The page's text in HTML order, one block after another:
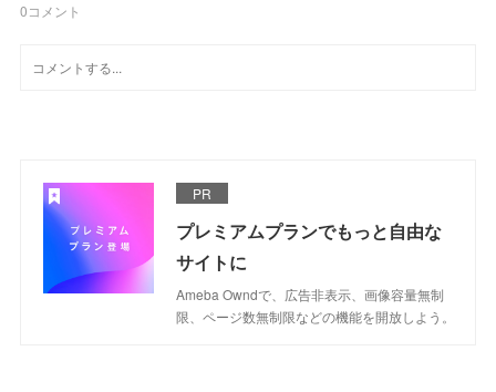
0コメント
PR
プレミアムプランでもっと自由な
サイトに
Ameba Owndで、広告非表示、画像容量無制
限、ページ数無制限などの機能を開放しよう。